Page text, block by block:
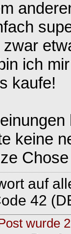
ich
kaufe!
keine
auf
42
wurde